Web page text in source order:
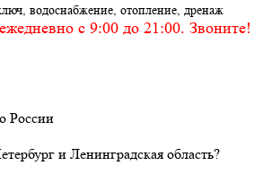
водоснабжение, отопление, дренаж
c 9:00 до 21:00. Звоните!
России
и Ленинградская область?